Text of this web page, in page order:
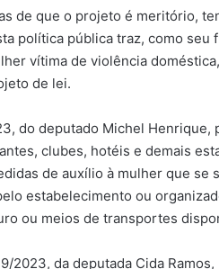
de que o projeto é meritório,
política pública traz, como
vítima de violência
de lei.
do deputado Michel
clubes, hotéis e demais
de auxílio à mulher que
estabelecimento ou
ou meios de transportes
2023, da deputada Cida